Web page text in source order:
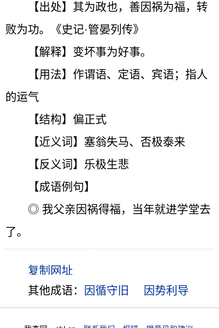
【出处】其为政也，善因祸为福，转
败为功。《史记·管晏列传》
【解释】变坏事为好事。
【用法】作谓语、定语、宾语；指人
的运气
【结构】偏正式
【近义词】塞翁失马、否极泰来
【反义词】乐极生悲
【成语例句】
◎ 我父亲因祸得福，当年就进学堂去
了。
其他成语： 因循守旧 因势利导